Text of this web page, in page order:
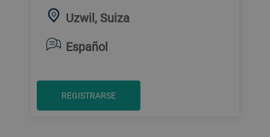
Uzwil, Suiza
Español
REGISTRARSE